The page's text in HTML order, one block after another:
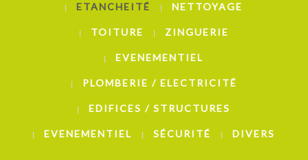
ETANCHEITÉ NETTOYAGE
TOITURE ZINGUERIE
EVENEMENTIEL
PLOMBERIE / ELECTRICITÉ
EDIFICES / STRUCTURES
EVENEMENTIEL SÉCURITÉ DIVERS